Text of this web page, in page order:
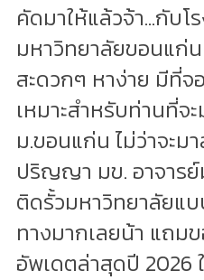
คัดมาให้แล้วจ้า...กับ
มหาวิทยาลัยขอนแก่
สะดวกๆ หาง่าย มีที่
เหมาะสำหรับท่านที่จ
ม.ขอนแก่น ไม่ว่าจะม
ปริญญา มข. อาจารย์
ติดรั้วมหาวิทยาลัยแบ
ทางมากเลยน้า แถม
อัพเดตล่าสุดปี 2026